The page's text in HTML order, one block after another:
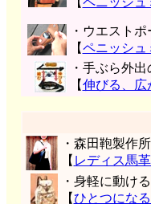
・ウエスト
【ペニッシュ
・手ぶら外
【伸びる、広
・森田鞄製作所
【 レディス馬
・身軽に動ける
【ひとつにな